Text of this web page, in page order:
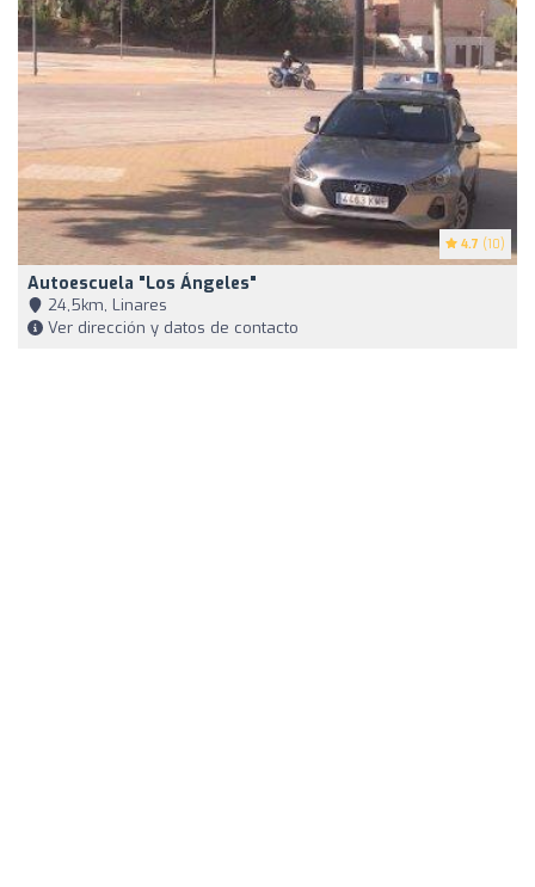
4.7 (10)
Autoescuela "Los Ángeles"
24,5km, Linares
Ver dirección y datos de contacto